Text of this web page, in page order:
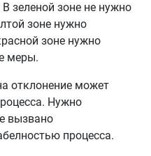
зеленой зоне не нужно
зоне нужно
зоне нужно
меры.
отклонение может
Нужно
вызвано
процесса.